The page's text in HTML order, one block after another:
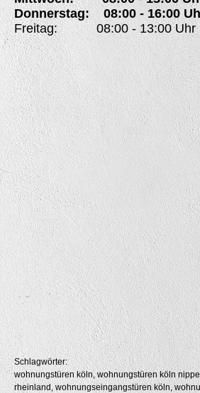
Donnerstag: 08:00 - 16:00
Freitag: 08:00 - 13:00 Uhr
Schlagwörter:
wohnungstüren köln, wohnungstüren köln
rheinland, wohnungseingangstüren köln,